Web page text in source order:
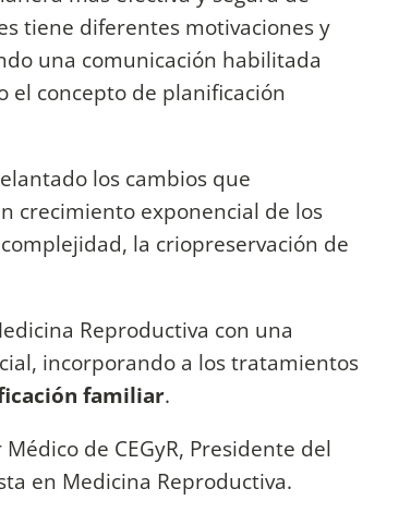
tiene diferentes motivaciones y
una comunicación habilitada
el concepto de planificación
los cambios que
crecimiento exponencial de los
la criopreservación de
Reproductiva con una
incorporando a los tratamientos
familiar.
de CEGyR, Presidente del
en Medicina Reproductiva.